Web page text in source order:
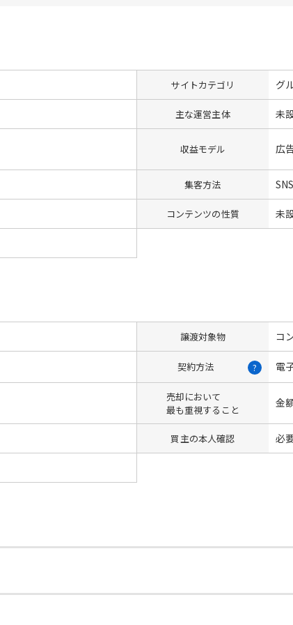
サイトカテゴリ グ
主な運営主体 未
収益モデル 広
集客方法 SNS
コンテンツの性質 未
譲渡対象物 コ
契約方法 ? 電
売却において
最も重視すること
金
買主の本人確認 必